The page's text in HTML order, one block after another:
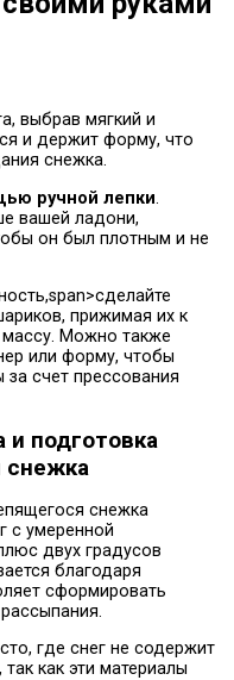
выбрав мягкий и
и держит форму, что
снежка.
ручной лепки.
вашей ладони,
он был плотным и не
прижимая их к
массу. Можно также
или форму, чтобы
счет прессования
подготовка
снежка
снежка
с умеренной
двух градусов
благодаря
сформировать
где снег не содержит
как эти материалы